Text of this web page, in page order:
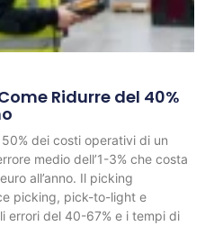
Ridurre del 40%
dei costi operativi di un
medio dell’1-3% che costa
all’anno. Il picking
picking, pick-to-light e
errori del 40-67% e i tempi di